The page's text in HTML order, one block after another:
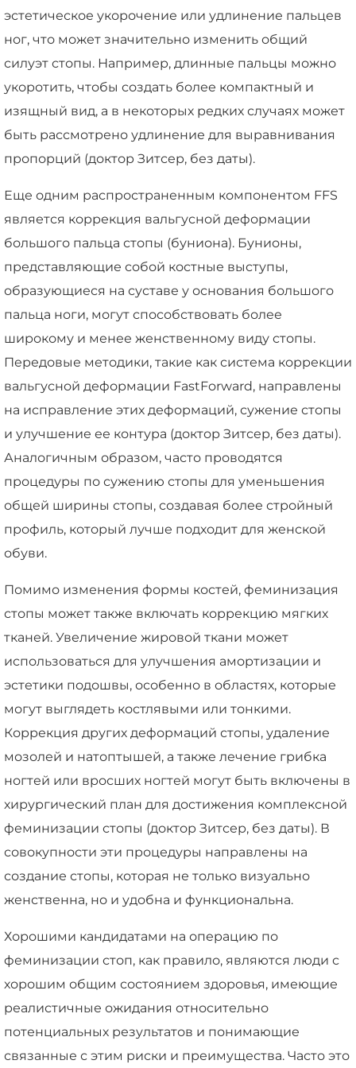
эстетическое укорочение или удлинение пальцев
ног, что может значительно изменить общий
силуэт стопы. Например, длинные пальцы можно
укоротить, чтобы создать более компактный и
изящный вид, а в некоторых редких случаях может
быть рассмотрено удлинение для выравнивания
пропорций (доктор Зитсер, без даты).
Еще одним распространенным компонентом FFS
является коррекция вальгусной деформации
большого пальца стопы (буниона). Бунионы,
представляющие собой костные выступы,
образующиеся на суставе у основания большого
пальца ноги, могут способствовать более
широкому и менее женственному виду стопы.
Передовые методики, такие как система коррекции
вальгусной деформации FastForward, направлены
на исправление этих деформаций, сужение стопы
и улучшение ее контура (доктор Зитсер, без даты).
Аналогичным образом, часто проводятся
процедуры по сужению стопы для уменьшения
общей ширины стопы, создавая более стройный
профиль, который лучше подходит для женской
обуви.
Помимо изменения формы костей, феминизация
стопы может также включать коррекцию мягких
тканей. Увеличение жировой ткани может
использоваться для улучшения амортизации и
эстетики подошвы, особенно в областях, которые
могут выглядеть костлявыми или тонкими.
Коррекция других деформаций стопы, удаление
мозолей и натоптышей, а также лечение грибка
ногтей или вросших ногтей могут быть включены в
хирургический план для достижения комплексной
феминизации стопы (доктор Зитсер, без даты). В
совокупности эти процедуры направлены на
создание стопы, которая не только визуально
женственна, но и удобна и функциональна.
Хорошими кандидатами на операцию по
феминизации стоп, как правило, являются люди с
хорошим общим состоянием здоровья, имеющие
реалистичные ожидания относительно
потенциальных результатов и понимающие
связанные с этим риски и преимущества. Часто это